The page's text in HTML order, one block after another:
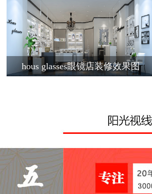
hous glasses眼镜店装修效果图